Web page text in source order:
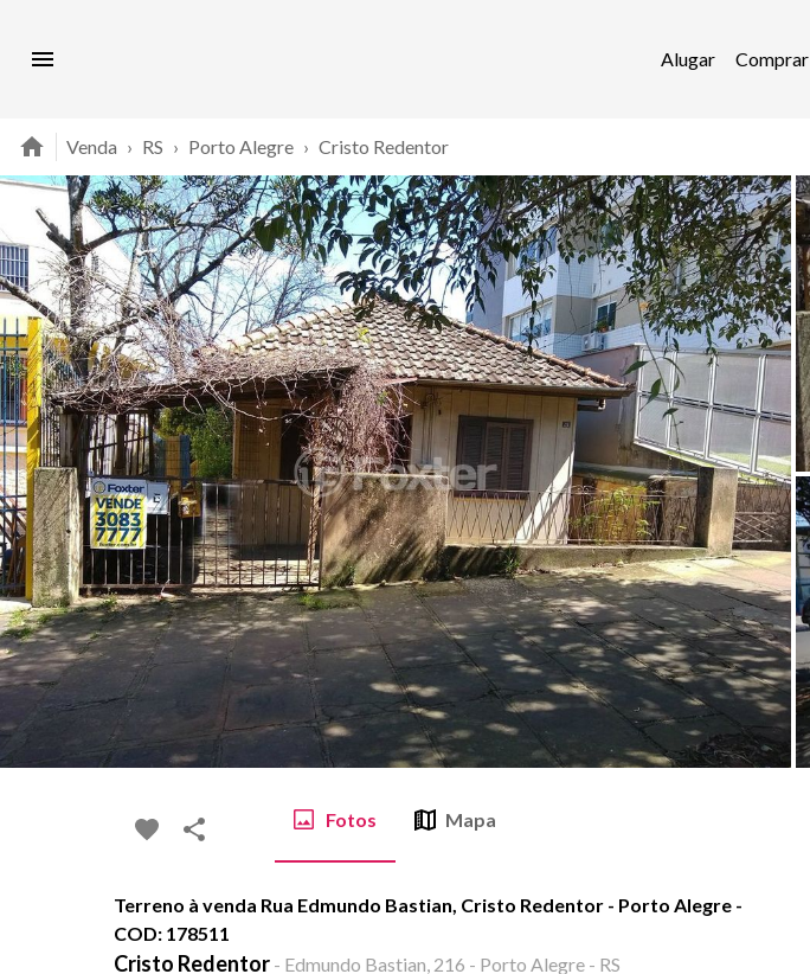
Alugar Comprar
Venda › RS › Porto Alegre › Cristo Redentor
Fotos Mapa
Terreno à venda Rua Edmundo Bastian, Cristo Redentor - Porto Alegre -
COD: 178511
Cristo Redentor - Edmundo Bastian, 216 - Porto Alegre - RS